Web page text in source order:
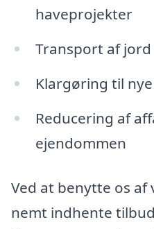
haveprojekter
Transport af
Klargøring til
Reducering af
ejendommen
Ved at benytte os af
nemt indhente